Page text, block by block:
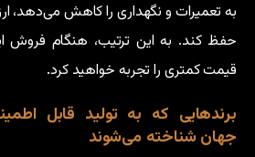
به تعمیرات و نگهداری را کاهش می‌دهد،
حفظ کند. به این ترتیب، هنگام فروش
قیمت کمتری را تجربه خواهید کرد.
برندهایی که به تولید قابل
جهان شناخته می‌شوند